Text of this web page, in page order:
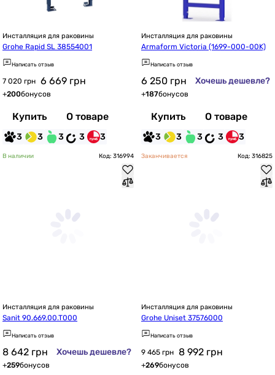
Инсталляция для раковины
Grohe Rapid SL 38554001
Написать отзыв
7 020 грн 6 669 грн
+200бонусов
Купить О товаре
3 3 3 3 3
Инсталляция для раковины
Armaform Victoria (1699-000-00K)
Написать отзыв
6 250 грн Хочешь дешевле?
+187бонусов
Купить О товаре
3 3 3 3 3
В наличии Код: 316994
Инсталляция для раковины
Sanit 90.669.00.T000
Написать отзыв
8 642 грн Хочешь дешевле?
+259бонусов
Заканчивается Код: 316825
Инсталляция для раковины
Grohe Uniset 37576000
Написать отзыв
9 465 грн 8 992 грн
+269бонусов